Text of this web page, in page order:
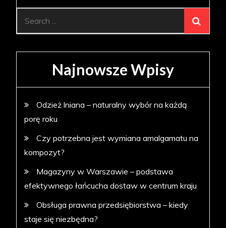
Najnowsze Wpisy
Odzież lniana – naturalny wybór na każdą
porę roku
Czy potrzebna jest wymiana amalgamatu na
kompozyt?
Magazyny w Warszawie – podstawa
efektywnego łańcucha dostaw w centrum kraju
Obsługa prawna przedsiębiorstwa – kiedy
staje się niezbędna?